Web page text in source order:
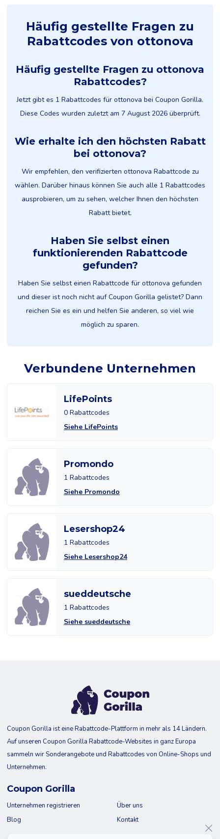
Häufig gestellte Fragen zu
Rabattcodes von ottonova
Häufig gestellte Fragen zu ottonova
Rabattcodes?
Jetzt gibt es 1 Rabattcodes für ottonova bei Coupon Gorilla.
Diese Codes wurden zuletzt am 7 August 2026 überprüft.
Wie erhalte ich den höchsten Rabatt
bei ottonova?
Wir empfehlen, den verifizierten ottonova Rabattcode zu
wählen. Darüber hinaus können Sie auch alle 1 Rabattcodes
ausprobieren, um zu sehen, welcher Ihnen den höchsten
Rabatt bietet.
Haben Sie selbst einen
funktionierenden Rabattcode
gefunden?
Haben Sie selbst einen Rabattcode für ottonova gefunden
und dieser ist noch nicht auf Coupon Gorilla gelistet? Dann
reichen Sie es ein und helfen Sie anderen, so viel wie
möglich zu sparen.
Verbundene Unternehmen
LifePoints
0 Rabattcodes
Siehe LifePoints
Promondo
1 Rabattcodes
Siehe Promondo
Lesershop24
1 Rabattcodes
Siehe Lesershop24
sueddeutsche
1 Rabattcodes
Siehe sueddeutsche
Coupon Gorilla ist eine Rabattcode-Plattform in mehr als 14 Ländern.
Auf unseren Coupon Gorilla Rabattcode-Websites in ganz Europa
sammeln wir Sonderangebote und Rabattcodes von Online-Shops und
Unternehmen.
Coupon Gorilla
Unternehmen registrieren
Blog
Über uns
Kontakt